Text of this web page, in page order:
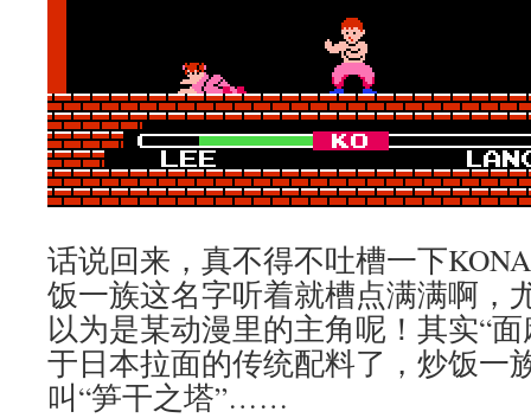
话说回来，真不得不吐槽一下
饭一族这名字听着就槽点满满啊，
以为是某动漫里的主角呢！其实“面
于日本拉面的传统配料了，炒饭一
叫“笋干之塔”……